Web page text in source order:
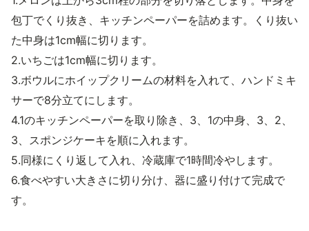
包丁でくり抜き、キッチンペーパーを詰めます。くり抜い
た中身は1cm幅に切ります。
2.いちごは1cm幅に切ります。
3.ボウルにホイップクリームの材料を入れて、ハンドミキ
サーで8分立てにします。
4.1のキッチンペーパーを取り除き、3、1の中身、3、2、
3、スポンジケーキを順に入れます。
5.同様にくり返して入れ、冷蔵庫で1時間冷やします。
6.食べやすい大きさに切り分け、器に盛り付けて完成で
す。